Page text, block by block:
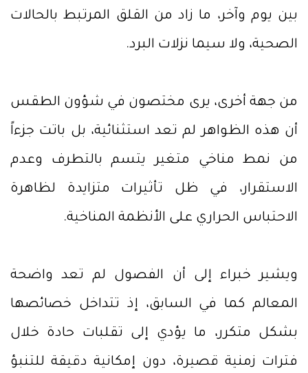
بين يوم وآخر، ما زاد من القلق المرتبط بالحالات
الصحية، ولا سيما نزلات البرد.
من جهة أخرى، يرى مختصون في شؤون الطقس
أن هذه الظواهر لم تعد استثنائية، بل باتت جزءاً
من نمط مناخي متغير يتسم بالتطرف وعدم
الاستقرار، في ظل تأثيرات متزايدة لظاهرة
الاحتباس الحراري على الأنظمة المناخية.
ويشير خبراء إلى أن الفصول لم تعد واضحة
المعالم كما في السابق، إذ تتداخل خصائصها
بشكل متكرر، ما يؤدي إلى تقلبات حادة خلال
فترات زمنية قصيرة، دون إمكانية دقيقة للتنبؤ